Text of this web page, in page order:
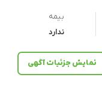
بیمه
ندارد
نمایش جزئیات آگهی